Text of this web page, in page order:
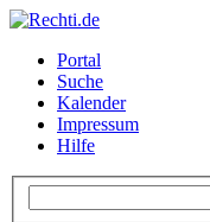
Portal
Suche
Kalender
Impressum
Hilfe